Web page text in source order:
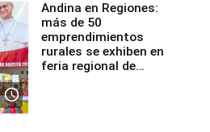
access_time
Andina en Regiones:
más de 50
emprendimientos
rurales se exhiben en
feria regional de